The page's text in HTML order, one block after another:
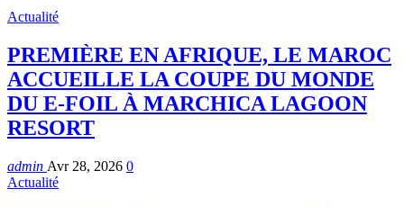
Actualité
PREMIÈRE EN AFRIQUE, LE MAROC
ACCUEILLE LA COUPE DU MONDE
DU E-FOIL À MARCHICA LAGOON
RESORT
admin Avr 28, 2026 0
Actualité